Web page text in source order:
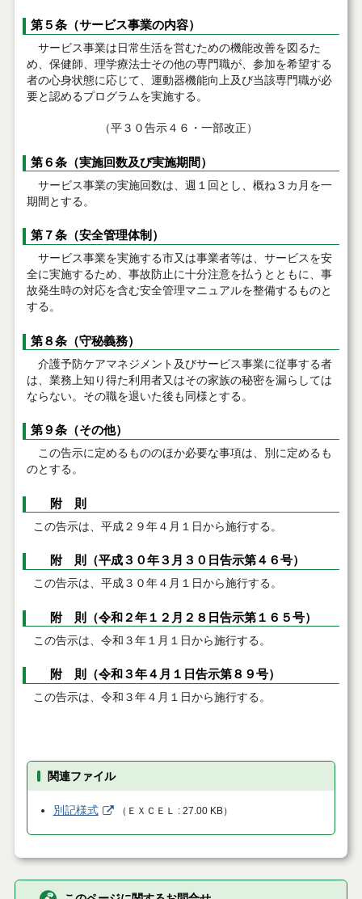
第５条（サービス事業の内容）
サービス事業は日常生活を営むための機能改善を図るた
め、保健師、理学療法士その他の専門職が、参加を希望する
者の心身状態に応じて、運動器機能向上及び当該専門職が必
要と認めるプログラムを実施する。
（平３０告示４６・一部改正）
第６条（実施回数及び実施期間）
サービス事業の実施回数は、週１回とし、概ね３カ月を一
期間とする。
第７条（安全管理体制）
サービス事業を実施する市又は事業者等は、サービスを安
全に実施するため、事故防止に十分注意を払うとともに、事
故発生時の対応を含む安全管理マニュアルを整備するものと
する。
第８条（守秘義務）
介護予防ケアマネジメント及びサービス事業に従事する者
は、業務上知り得た利用者又はその家族の秘密を漏らしては
ならない。その職を退いた後も同様とする。
第９条（その他）
この告示に定めるもののほか必要な事項は、別に定めるも
のとする。
附 則
この告示は、平成２９年４月１日から施行する。
附 則（平成３０年３月３０日告示第４６号）
この告示は、平成３０年４月１日から施行する。
附 則（令和２年１２月２８日告示第１６５号）
この告示は、令和３年１月１日から施行する。
附 則（令和３年４月１日告示第８９号）
この告示は、令和３年４月１日から施行する。
関連ファイル
別記様式 （ ＥＸＣＥＬ 27.00 KB）